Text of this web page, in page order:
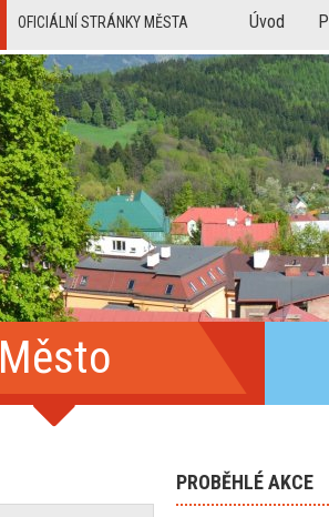
OFICIÁLNÍ STRÁNKY MĚSTA Úvod
Město
PROBĚHLÉ AKCE